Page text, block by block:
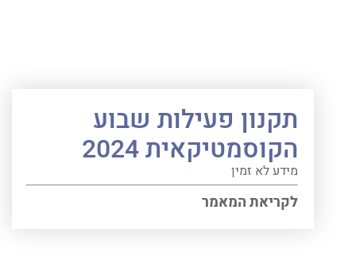
תקנון פעילות שבוע
הקוסמטיקאית 2024
מידע לא זמין
לקריאת המאמר